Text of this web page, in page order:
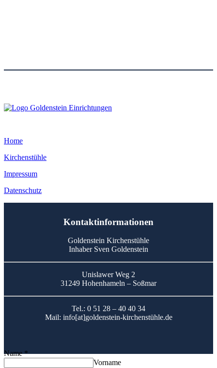
Home
Kirchenstühle
Impressum
Datenschutz
Kontaktinformationen
Goldenstein Kirchenstühle
Inhaber Sven Goldenstein
Unislawer Weg 2
31249 Hohenhameln – Soßmar
Tel.: 0 51 28 – 40 40 34
Mail: info[at]goldenstein-kirchenstühle.de
Name*
Vorname